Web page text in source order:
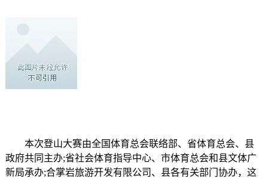
本次登山大赛由全国体育总会联络部、省体育总会、县
政府共同主办;省社会体育指导中心、市体育总会和县文体广
新局承办;合掌岩旅游开发有限公司、县各有关部门协办，这